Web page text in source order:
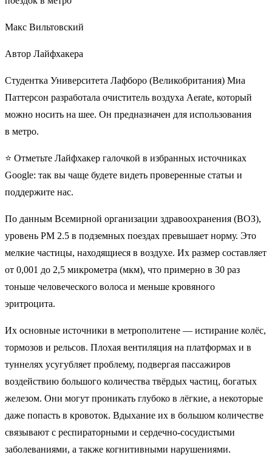
Макс Вильтовский
Автор Лайфхакера
Студентка Университета Лафборо (Великобритания) Миа
Паттерсон разработала очиститель воздуха Aerate, который
можно носить на шее. Он предназначен для использования
в метро.
⭐ Отметьте Лайфхакер галочкой в избранных источниках
Google: так вы чаще будете видеть проверенные статьи и
поддержите нас.
По данным Всемирной организации здравоохранения (ВОЗ),
уровень PM 2.5 в подземных поездах превышает норму. Это
мелкие частицы, находящиеся в воздухе. Их размер составляет
от 0,001 до 2,5 микрометра (мкм), что примерно в 30 раз
тоньше человеческого волоса и меньше кровяного
эритроцита.
Их основные источники в метрополитене — истирание колёс,
тормозов и рельсов. Плохая вентиляция на платформах и в
туннелях усугубляет проблему, подвергая пассажиров
воздействию большого количества твёрдых частиц, богатых
железом. Они могут проникать глубоко в лёгкие, а некоторые
даже попасть в кровоток. Вдыхание их в большом количестве
связывают с респираторными и сердечно-сосудистыми
заболеваниями, а также когнитивными нарушениями.